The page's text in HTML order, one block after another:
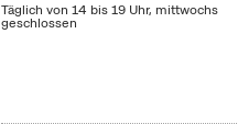
Täglich von 14 bis 19 Uhr, mittwochs
geschlossen